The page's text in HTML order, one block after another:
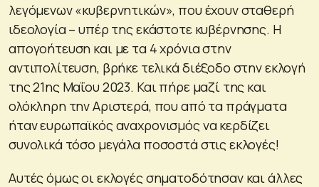
λεγόμενων «κυβερνητικών», που έχουν σταθερή
ιδεολογία – υπέρ της εκάστοτε κυβέρνησης. Η
απογοήτευση και με τα 4 χρόνια στην
αντιπολίτευση, βρήκε τελικά διέξοδο στην εκλογή
της 21ης Μαΐου 2023. Και πήρε μαζί της και
ολόκληρη την Αριστερά, που από τα πράγματα
ήταν ευρωπαϊκός αναχρονισμός να κερδίζει
συνολικά τόσο μεγάλα ποσοστά στις εκλογές!
Αυτές όμως οι εκλογές σηματοδότησαν και άλλες